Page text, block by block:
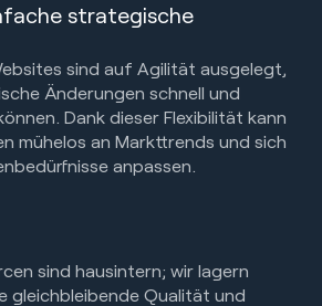
strategische
sind auf Agilität ausgelegt,
Änderungen schnell und
Dank dieser Flexibilität kann
mühelos an Markttrends und sich
anpassen.
sind hausintern; wir lagern
gleichbleibende Qualität und